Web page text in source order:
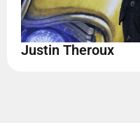
Justin Theroux